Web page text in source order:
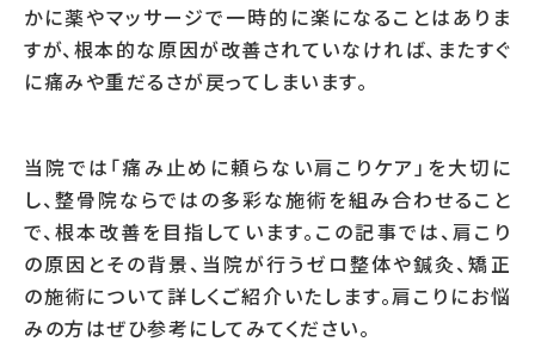
かに薬やマッサージで一時的に楽になることはありま
すが、根本的な原因が改善されていなければ、またすぐ
に痛みや重だるさが戻ってしまいます。
当院では「痛み止めに頼らない肩こりケア」を大切に
し、整骨院ならではの多彩な施術を組み合わせること
で、根本改善を目指しています。この記事では、肩こり
の原因とその背景、当院が行うゼロ整体や鍼灸、矯正
の施術について詳しくご紹介いたします。肩こりにお悩
みの方はぜひ参考にしてみてください。